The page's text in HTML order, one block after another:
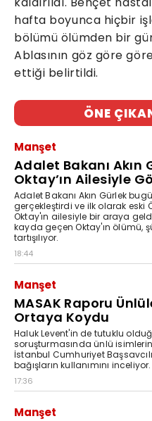
hafta boyunca hiçbir
bölümü ölümden bir
Ablasının göz göre
ettiği belirtildi.
ÖNE
Manşet
Adalet Bakanı Akın
Oktay’ın Ailesiyle
Adalet Bakanı Akın Gürlek
gerçekleştirdi ve ilk olarak eski
Oktay'ın ailesiyle bir araya
kayda geçen Oktay'ın ölümü,
tartışılıyor.
18:44
Manşet
MASAK Raporu
Ortaya Koydu
Haluk Levent'in de tutuklu
soruşturmasında ünlü isimlerin
İstanbul Cumhuriyet
bağışların kullanımını inceliyor.
17:36
Manşet